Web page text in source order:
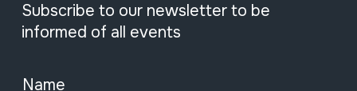
Subscribe to our newsletter to be
informed of all events
Name